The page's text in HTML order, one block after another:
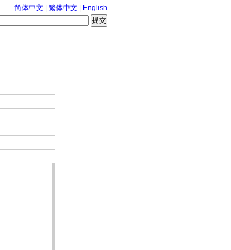
简体中文 繁体中文
English